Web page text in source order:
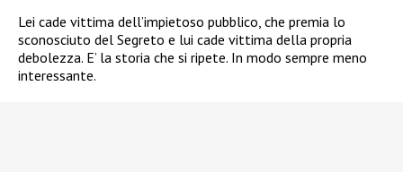
Lei cade vittima dell’impietoso pubblico, che premia lo
sconosciuto del Segreto e lui cade vittima della propria
debolezza. E’ la storia che si ripete. In modo sempre meno
interessante.